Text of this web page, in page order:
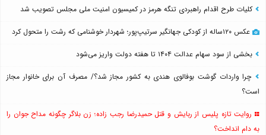
کلیات طرح اقدام راهبردی تنگه هرمز در کمیسیون امنیت ملی مجلس تصویب شد
عکس ۱۲۰ساله از کودکی جهانگیر سرتیپ‌پور؛ شهردار خوشنامی که رشت را متحول کرد
بخشی از سود سهام عدالت ۱۴۰۴ تا هفته دولت واریز می‌شود
چرا واردات گوشت بوفالوی هندی به کشور مجاز شد؟/ مصرف آن برای خانوار مجاز
است؟
روایت تازه پلیس از ربایش و قتل حمیدرضا رجب زاده؛ زن بلاگر چگونه مداح جوان را
به دام انداخت؟